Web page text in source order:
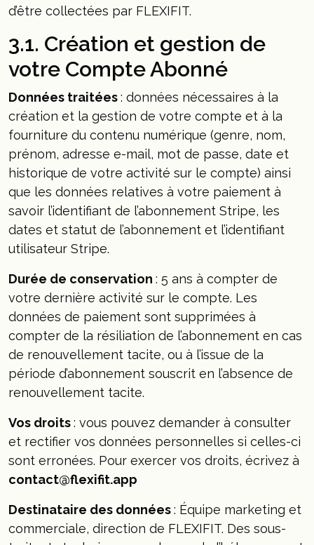
d’être collectées par FLEXIFIT.
3.1. Création et gestion de
votre Compte Abonné
Données traitées: données nécessaires à la
création et la gestion de votre compte et à la
fourniture du contenu numérique (genre, nom,
prénom, adresse e-mail, mot de passe, date et
historique de votre activité sur le compte) ainsi
que les données relatives à votre paiement à
savoir l’identifiant de l’abonnement Stripe, les
dates et statut de l’abonnement et l’identifiant
utilisateur Stripe.
Durée de conservation : 5 ans à compter de
votre dernière activité sur le compte. Les
données de paiement sont supprimées à
compter de la résiliation de l’abonnement en cas
de renouvellement tacite, ou à l’issue de la
période d’abonnement souscrit en l’absence de
renouvellement tacite.
Vos droits: vous pouvez demander à consulter
et rectifier vos données personnelles si celles-ci
sont erronées. Pour exercer vos droits, écrivez à
contact@flexifit.app
Destinataire des données: Équipe marketing et
commerciale, direction de FLEXIFIT. Des sous-